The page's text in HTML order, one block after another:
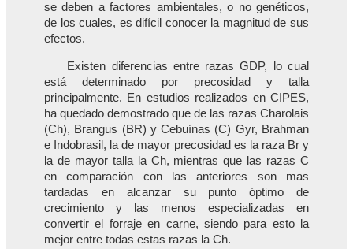
se deben a factores ambientales, o no genéticos,
de los cuales, es difícil conocer la magnitud de sus
efectos.
Existen diferencias entre razas GDP, lo cual
está determinado por precosidad y talla
principalmente. En estudios realizados en CIPES,
ha quedado demostrado que de las razas Charolais
(Ch), Brangus (BR) y Cebuínas (C) Gyr, Brahman
e Indobrasil, la de mayor precosidad es la raza Br y
la de mayor talla la Ch, mientras que las razas C
en comparación con las anteriores son mas
tardadas en alcanzar su punto óptimo de
crecimiento y las menos especializadas en
convertir el forraje en carne, siendo para esto la
mejor entre todas estas razas la Ch.